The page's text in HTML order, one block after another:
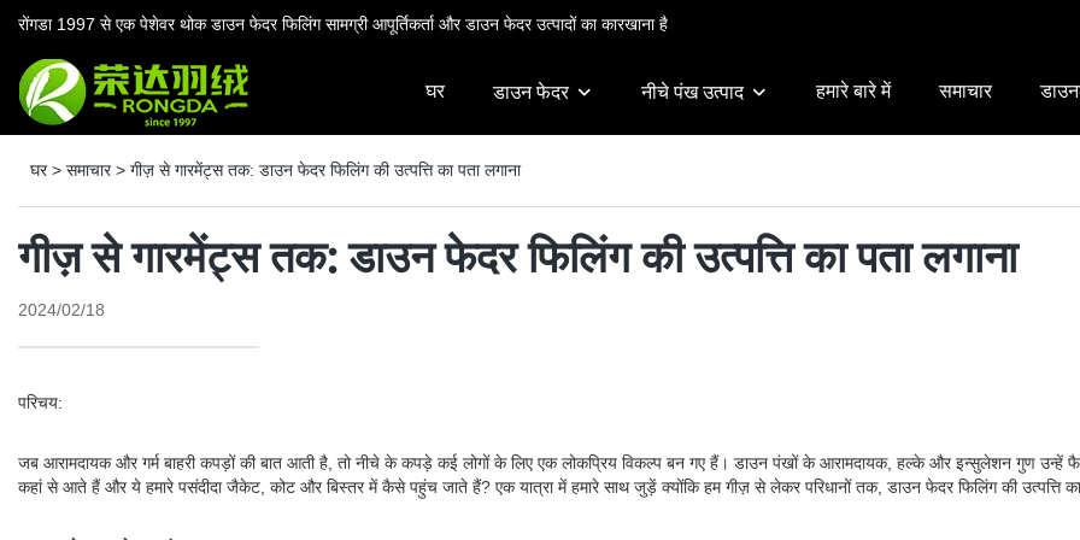
रोंगडा 1997 से एक पेशेवर थोक डाउन फेदर फिलिंग सामग्री आपूर्तिकर्ता और डाउन फेदर उत्पादों का कारखाना है
घर डाउन फेदर नीचे पंख उत्पाद हमारे बारे में समाचार
घर> समाचार> गीज़ से गारमेंट्स तक: डाउन फेदर फिलिंग की उत्पत्ति का पता लगाना
गीज़ से गारमेंट्स तक: डाउन फेदर फिलिंग की उत्पत्ति का पता लगाना
2024/02/18
परिचय:
जब आरामदायक और गर्म बाहरी कपड़ों की बात आती है, तो नीचे के कपड़े कई लोगों के लिए एक लोकप्रिय विकल्प बन गए हैं। डाउन पंखों के आरामदायक, हल्के और इन्सुलेशन गुण उन्हें
कहां से आते हैं और ये हमारे पसंदीदा जैकेट, कोट और बिस्तर में कैसे पहुंच जाते हैं? एक यात्रा में हमारे साथ जुड़ें क्योंकि हम गीज़ से लेकर परिधानों तक, डाउन फेदर फिलिंग की उत्पत्ति